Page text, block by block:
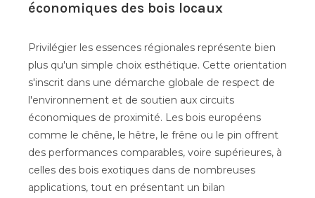
économiques des bois locaux
Privilégier les essences régionales représente bien
plus qu'un simple choix esthétique. Cette orientation
s'inscrit dans une démarche globale de respect de
l'environnement et de soutien aux circuits
économiques de proximité. Les bois européens
comme le chêne, le hêtre, le frêne ou le pin offrent
des performances comparables, voire supérieures, à
celles des bois exotiques dans de nombreuses
applications, tout en présentant un bilan